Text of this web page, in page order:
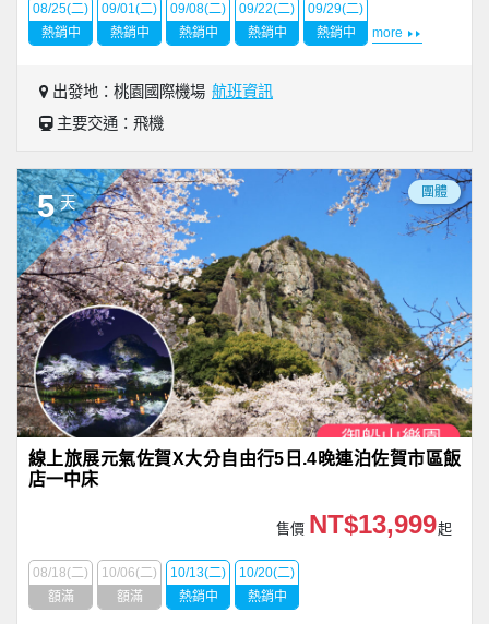
08/25(二)
熱銷中
09/01(二)
熱銷中
09/08(二)
熱銷中
09/22(二)
熱銷中
09/29(二)
熱銷中
more
出發地：桃園國際機場 航班資訊
主要交通：飛機
5 天
團體
線上旅展元氣佐賀X大分自由行5日.4晚連泊佐賀市區飯
店一中床
售價 NT$13,999起
08/18(二)
額滿
10/06(二)
額滿
10/13(二)
熱銷中
10/20(二)
熱銷中